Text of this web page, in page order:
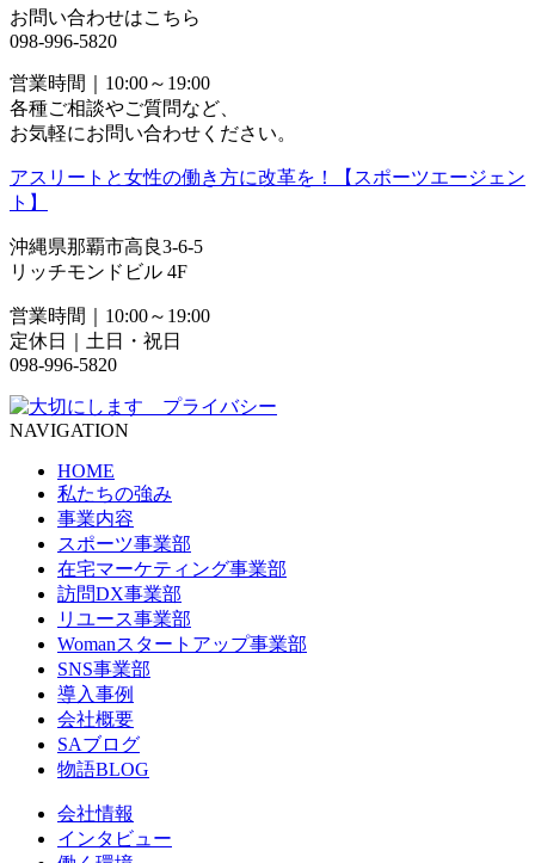
お問い合わせはこちら
098-996-5820
営業時間｜10:00～19:00
各種ご相談やご質問など、
お気軽にお問い合わせください。
アスリートと女性の働き方に改革を！【スポーツエージェン
ト】
沖縄県那覇市高良3-6-5
リッチモンドビル 4F
営業時間｜10:00～19:00
定休日｜土日・祝日
098-996-5820
NAVIGATION
HOME
私たちの強み
事業内容
スポーツ事業部
在宅マーケティング事業部
訪問DX事業部
リユース事業部
Womanスタートアップ事業部
SNS事業部
導入事例
会社概要
SAブログ
物語BLOG
会社情報
インタビュー